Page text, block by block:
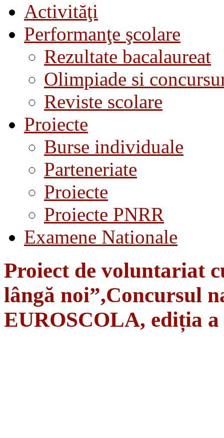
Activităţi
Performanţe şcolare
Rezultate bacalaureat
Olimpiade si
Reviste scolare
Proiecte
Burse individuale
Parteneriate
Proiecte
Proiecte PNRR
Examene Nationale
Proiect de voluntariat
lângă noi”,Concursul
EUROSCOLA, ediția